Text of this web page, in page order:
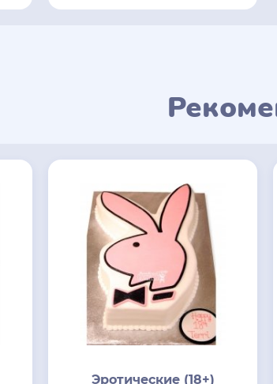
Эротические (18+)